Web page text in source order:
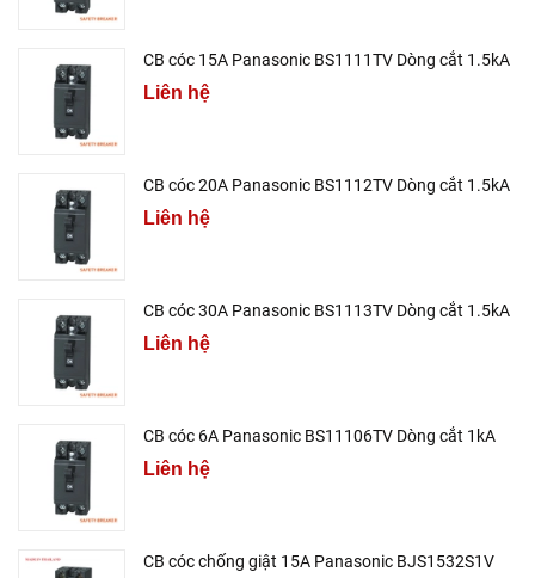
CB cóc 15A Panasonic BS1111TV Dòng cắt 1.5kA
Liên hệ
CB cóc 20A Panasonic BS1112TV Dòng cắt 1.5kA
Liên hệ
CB cóc 30A Panasonic BS1113TV Dòng cắt 1.5kA
Liên hệ
CB cóc 6A Panasonic BS11106TV Dòng cắt 1kA
Liên hệ
CB cóc chống giật 15A Panasonic BJS1532S1V